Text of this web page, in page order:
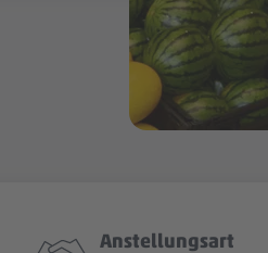
Anstellungsart